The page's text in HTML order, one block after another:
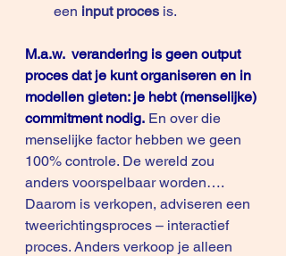
een input proces is.
M.a.w.  verandering is geen output
proces dat je kunt organiseren en in
modellen gieten: je hebt (menselijke)
commitment nodig. En over die
menselijke factor hebben we geen
100% controle. De wereld zou
anders voorspelbaar worden….
Daarom is verkopen, adviseren een
tweerichtingsproces – interactief
proces. Anders verkoop je alleen